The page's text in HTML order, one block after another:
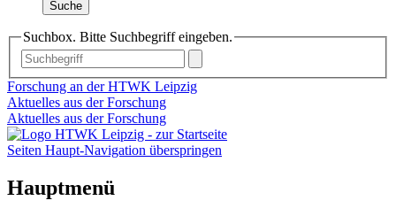
Suche
Suchbox. Bitte Suchbegriff eingeben.
Forschung an der HTWK Leipzig
Aktuelles aus der Forschung
Aktuelles aus der Forschung
Seiten Haupt-Navigation überspringen
Hauptmenü